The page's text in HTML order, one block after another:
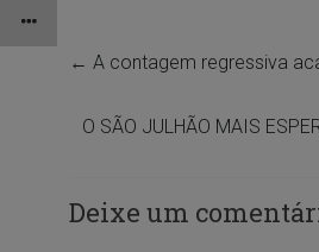
← A contagem regressiva
O SÃO JULHÃO MAIS
Deixe um